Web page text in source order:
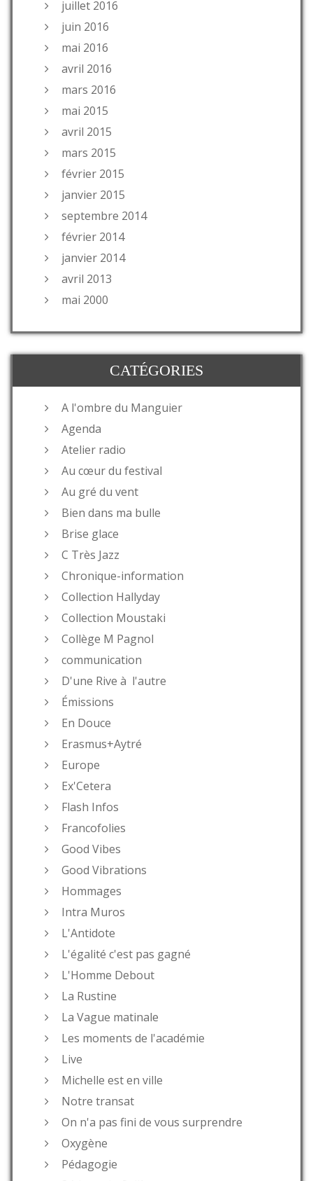
juillet 2016
juin 2016
mai 2016
avril 2016
mars 2016
mai 2015
avril 2015
mars 2015
février 2015
janvier 2015
septembre 2014
février 2014
janvier 2014
avril 2013
mai 2000
CATÉGORIES
A l'ombre du Manguier
Agenda
Atelier radio
Au cœur du festival
Au gré du vent
Bien dans ma bulle
Brise glace
C Très Jazz
Chronique-information
Collection Hallyday
Collection Moustaki
Collège M Pagnol
communication
D'une Rive à l'autre
Émissions
En Douce
Erasmus+Aytré
Europe
Ex'Cetera
Flash Infos
Francofolies
Good Vibes
Good Vibrations
Hommages
Intra Muros
L'Antidote
L'égalité c'est pas gagné
L'Homme Debout
La Rustine
La Vague matinale
Les moments de l'académie
Live
Michelle est en ville
Notre transat
On n'a pas fini de vous surprendre
Oxygène
Pédagogie